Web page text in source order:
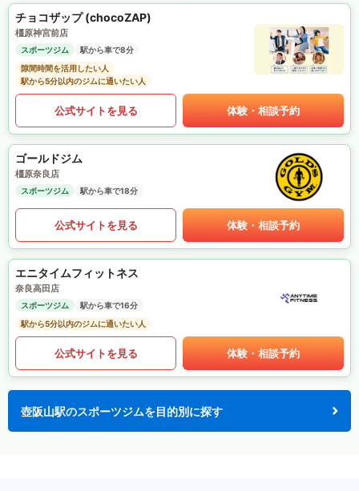
チョコザップ (chocoZAP)
橿原神宮前店
スポーツジム
駅から車で8分
隙間時間を活用したい人
駅から5分以内のジムに通いたい人
公式サイトを見る 体験・相談予約
ゴールドジム
橿原奈良店
スポーツジム 駅から車で18分
公式サイトを見る 体験・相談予約
エニタイムフィットネス
奈良高田店
スポーツジム
駅から車で16分
駅から5分以内のジムに通いたい人
公式サイトを見る 体験・相談予約
壺阪山駅のスポーツジムを目的別に探す